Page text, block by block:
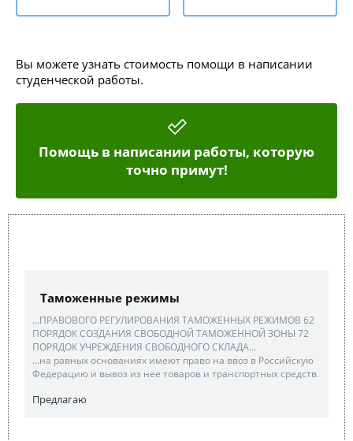
Вы можете узнать стоимость помощи в написании
студенческой работы.
Помощь в написании работы, которую
точно примут!
Таможенные режимы
...ПРАВОВОГО РЕГУЛИРОВАНИЯ ТАМОЖЕННЫХ РЕЖИМОВ 62
ПОРЯДОК СОЗДАНИЯ СВОБОДНОЙ ТАМОЖЕННОЙ ЗОНЫ 72
ПОРЯДОК УЧРЕЖДЕНИЯ СВОБОДНОГО СКЛАДА...
...на равных основаниях имеют право на ввоз в Российскую
Федерацию и вывоз из нее товаров и транспортных средств.
Предлагаю